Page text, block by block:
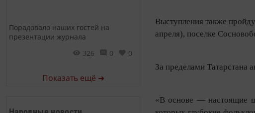
Порадовало наших гостей на
презентации журнала
326
0 0
Показать ещё ➜
Выступления также
апреля), поселке
За пределами Татарстана
«В основе — настоящие